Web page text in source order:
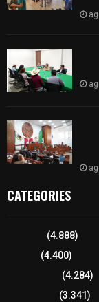
CATEGORIES
(4.888)
(4.400)
(4.284)
(3.341)